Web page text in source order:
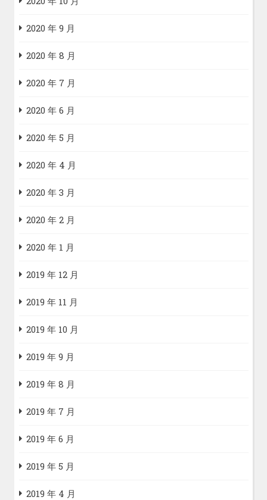
2020 年 9 月
2020 年 8 月
2020 年 7 月
2020 年 6 月
2020 年 5 月
2020 年 4 月
2020 年 3 月
2020 年 2 月
2020 年 1 月
2019 年 12 月
2019 年 11 月
2019 年 10 月
2019 年 9 月
2019 年 8 月
2019 年 7 月
2019 年 6 月
2019 年 5 月
2019 年 4 月